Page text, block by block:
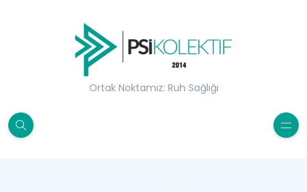
Ortak Noktamız: Ruh Sağlığı